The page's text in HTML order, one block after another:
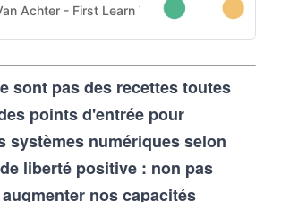
auto-
tant aux
artificielle
Achter - First Learn The Rules. Then Break
sont pas des recettes toutes
points d'entrée pour
systèmes numériques selon
liberté positive : non pas
nos capacités